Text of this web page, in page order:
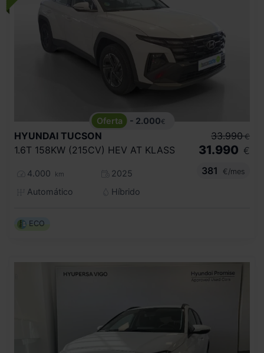
- 2.000€
HYUNDAI TUCSON
1.6T 158KW (215CV) HEV AT KLASS
4.000 km
2025
Automático
Híbrido
33.990 €
31.990 €
381
€/mes
ECO